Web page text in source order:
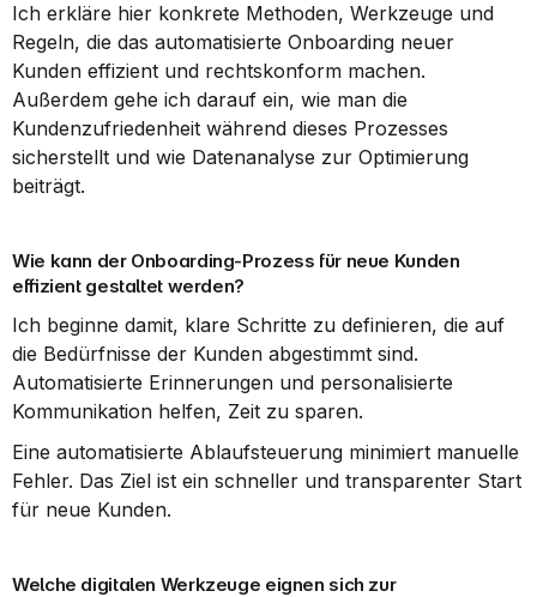
Ich erkläre hier konkrete Methoden, Werkzeuge und
Regeln, die das automatisierte Onboarding neuer
Kunden effizient und rechtskonform machen.
Außerdem gehe ich darauf ein, wie man die
Kundenzufriedenheit während dieses Prozesses
sicherstellt und wie Datenanalyse zur Optimierung
beiträgt.
Wie kann der Onboarding-Prozess für neue Kunden
effizient gestaltet werden?
Ich beginne damit, klare Schritte zu definieren, die auf
die Bedürfnisse der Kunden abgestimmt sind.
Automatisierte Erinnerungen und personalisierte
Kommunikation helfen, Zeit zu sparen.
Eine automatisierte Ablaufsteuerung minimiert manuelle
Fehler. Das Ziel ist ein schneller und transparenter Start
für neue Kunden.
Welche digitalen Werkzeuge eignen sich zur